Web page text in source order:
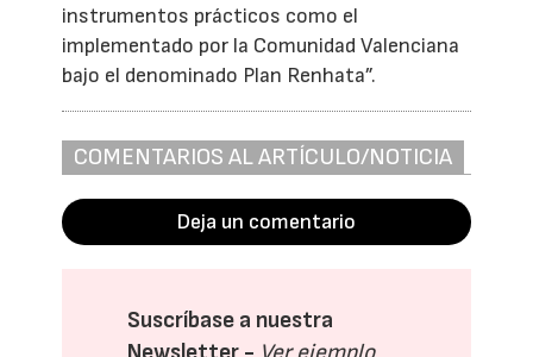
instrumentos prácticos como el
implementado por la Comunidad Valenciana
bajo el denominado Plan Renhata”.
COMENTARIOS AL ARTÍCULO/NOTICIA
Deja un comentario
Suscríbase a nuestra